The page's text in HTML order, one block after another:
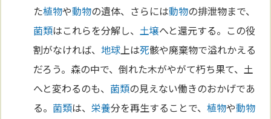
た植物や動物の遺体、さらには動物の排泄物まで、
菌類はこれらを分解し、土壌へと還元する。この役
割がなければ、地球上は死骸や廃棄物で溢れかえる
だろう。森の中で、倒れた木がやがて朽ち果て、土
へと変わるのも、 菌類の見えない働きのおかげであ
る。 菌類は、栄養分を再生することで、植物や動物